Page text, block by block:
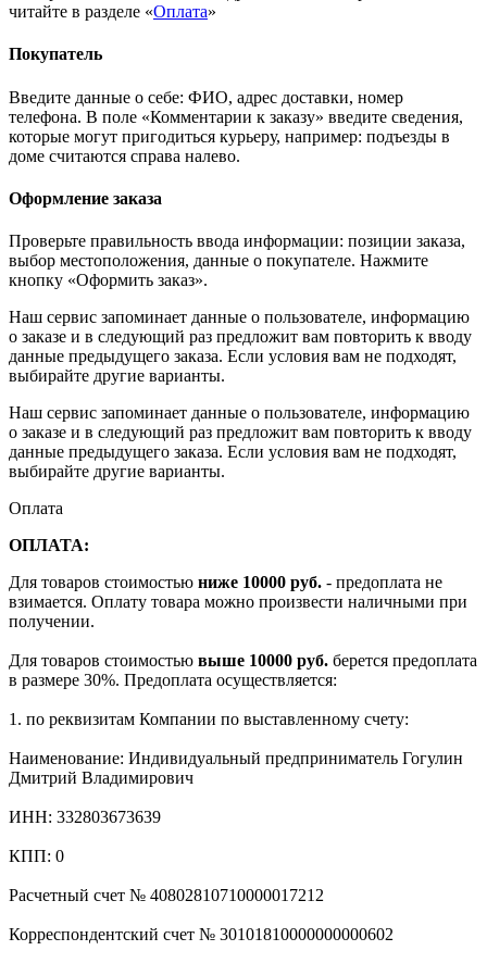
читайте в разделе «Оплата»
Покупатель
Введите данные о себе: ФИО, адрес доставки, номер
телефона. В поле «Комментарии к заказу» введите сведения,
которые могут пригодиться курьеру, например: подъезды в
доме считаются справа налево.
Оформление заказа
Проверьте правильность ввода информации: позиции заказа,
выбор местоположения, данные о покупателе. Нажмите
кнопку «Оформить заказ».
Наш сервис запоминает данные о пользователе, информацию
о заказе и в следующий раз предложит вам повторить к вводу
данные предыдущего заказа. Если условия вам не подходят,
выбирайте другие варианты.
Наш сервис запоминает данные о пользователе, информацию
о заказе и в следующий раз предложит вам повторить к вводу
данные предыдущего заказа. Если условия вам не подходят,
выбирайте другие варианты.
Оплата
ОПЛАТА:
Для товаров стоимостью ниже 10000 руб. - предоплата не
взимается. Оплату товара можно произвести наличными при
получении.
Для товаров стоимостью выше 10000 руб. берется предоплата
в размере 30%. Предоплата осуществляется:
1. по реквизитам Компании по выставленному счету:
Наименование: Индивидуальный предприниматель Гогулин
Дмитрий Владимирович
ИНН: 332803673639
КПП: 0
Расчетный счет № 40802810710000017212
Корреспондентский счет № 30101810000000000602